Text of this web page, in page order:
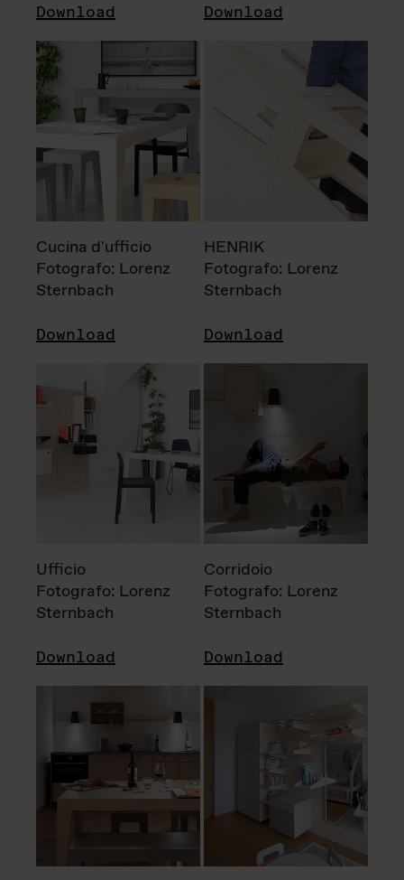
Download Download
Cucina d'ufficio
Fotografo: Lorenz
Sternbach
Download
HENRIK
Fotografo: Lorenz
Sternbach
Download
Ufficio
Fotografo: Lorenz
Sternbach
Download
Corridoio
Fotografo: Lorenz
Sternbach
Download